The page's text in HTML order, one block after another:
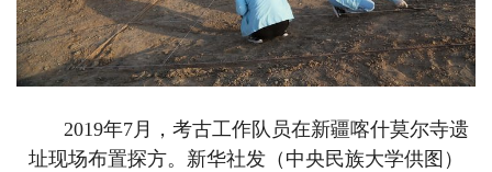
2019年7月，考古工作队员在新疆喀什莫尔寺遗
址现场布置探方。新华社发（中央民族大学供图）